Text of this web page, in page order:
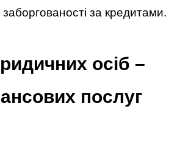
за кредитами.
осіб –
послуг